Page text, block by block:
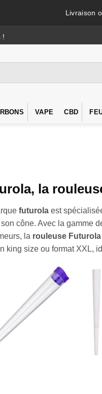
Livraison
!
VAPE CBD
la
futurola est
cône. Avec la gamme
la rouleuse Futurola
king size ou format XXL,